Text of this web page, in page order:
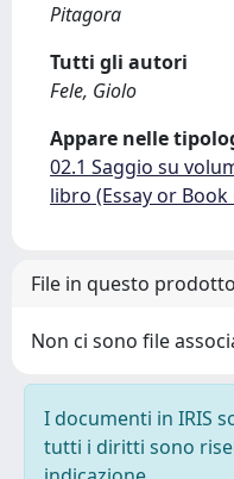
Pitagora
Tutti gli autori
Fele, Giolo
Appare nelle
02.1 Saggio su
libro (Essay or
File in questo
Non ci sono file
I documenti in IRIS
tutti i diritti sono